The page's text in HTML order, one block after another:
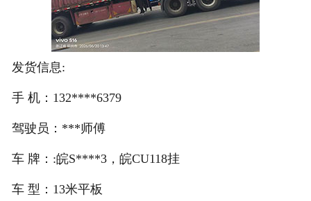
在线许愿
发货信息:
手 机：132****6379
驾驶员：***师傅
车 牌：:皖S****3，皖CU118挂
车 型：13米平板